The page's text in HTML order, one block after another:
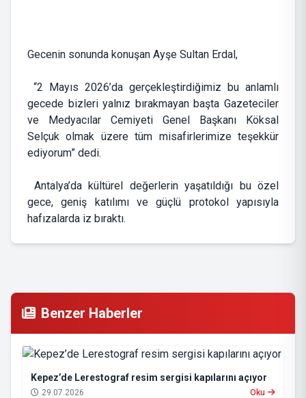
Gecenin sonunda konuşan Ayşe Sultan Erdal,
“2 Mayıs 2026’da gerçekleştirdiğimiz bu anlamlı
gecede bizleri yalnız bırakmayan başta Gazeteciler
ve Medyacılar Cemiyeti Genel Başkanı Köksal
Selçuk olmak üzere tüm misafirlerimize teşekkür
ediyorum” dedi.
Antalya’da kültürel değerlerin yaşatıldığı bu özel
gece, geniş katılımı ve güçlü protokol yapısıyla
hafızalarda iz bıraktı.
Benzer Haberler
Kepez’de Lerestograf resim sergisi kapılarını açıyor
29.07.2026 Oku